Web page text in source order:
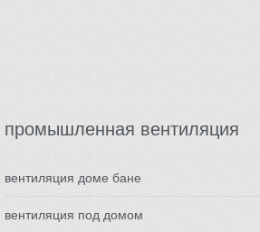
промышленная вентиляция
вентиляция доме бане
вентиляция под домом